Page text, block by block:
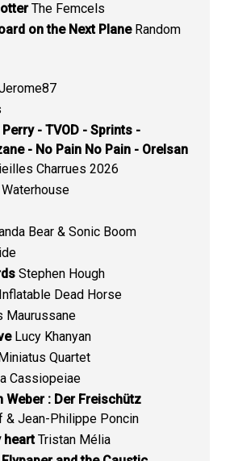
The Femcels
on the Next PlaneRandom
- TVOD - Sprints -
- No Pain No Pain - Orelsan
Charrues 2026
Bear & Sonic Boom
Stephen Hough
Dead Horse
Maurussane
Lucy Khanyan
Quartet
Cassiopeiae
Weber : Der Freischütz
& Jean-Philippe Poncin
heartTristan Mélia